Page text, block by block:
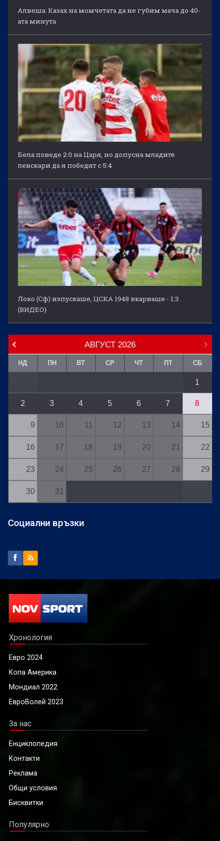
Алвеша: Казах на момчетата да не губим мача до 40-
ата минута
Бела поведе 2:0 на Царя, но допусна младите
левскари да я победят с 5:4
Локо (Сф) изпускаше, ЦСКА 1948 вкарваше - 1:3
(ВИДЕО)
АВГУСТ 2026
НД ПН ВТ СР ЧТ ПТ СБ
1
2 3 4 5 6 7 8
9 10 11 12 13 14 15
16 17 18 19 20 21 22
23 24 25 26 27 28 29
30 31
Социални връзки
Хронология
Евро 2024
Копа Америка
Мондиал 2022
ЕвроВолей 2023
За нас
Енциклопедия
Контакти
Реклама
Общи условия
Бисквитки
Популярно